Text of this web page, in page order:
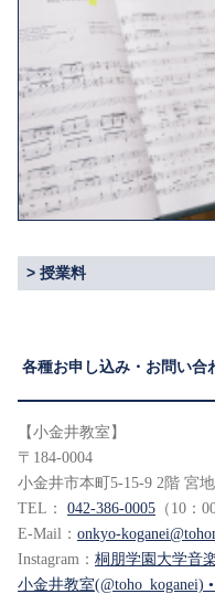
授業料
各種お申し込み・お問い合
【小金井教室】
〒184-0004
小金井市本町5-15-9 2階 宮
TEL： 042-386-0005 （10：
E-Mail： onkyo-
Instagram： 桐朋学園大学音
小金井教室(@toho_koganei)